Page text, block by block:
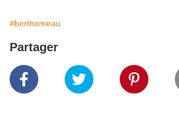
#berthomeau
Partager